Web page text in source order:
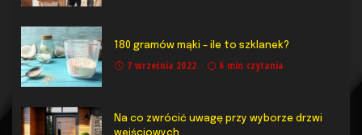
180 gramów mąki – ile to szklanek?
7 września 2022 6 min czytania
Na co zwrócić uwagę przy wyborze drzwi
wejściowych